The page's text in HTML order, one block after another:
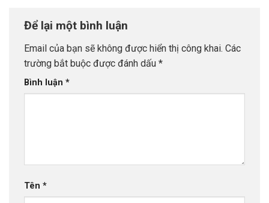
Để lại một bình luận
Email của bạn sẽ không được hiển thị công khai. Các
trường bắt buộc được đánh dấu *
Bình luận *
Tên *